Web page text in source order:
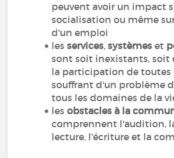
peuvent avoir un impact
socialisation ou même
d'un emploi
lesservices,systèmeset
sont soit inexistants, soit
la participation de toutes
souffrant d'un problème
tous les domaines de la
lesobstacles à la
comprennent l'audition,
lecture, l'écriture et la